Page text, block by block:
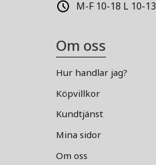
M-F 10-18 L 10-13
Om oss
Hur handlar jag?
Köpvillkor
Kundtjänst
Mina sidor
Om oss